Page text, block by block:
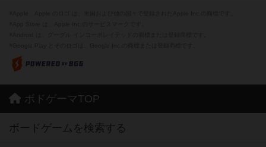
ボドゲーマTOP
ボードゲームを検索する